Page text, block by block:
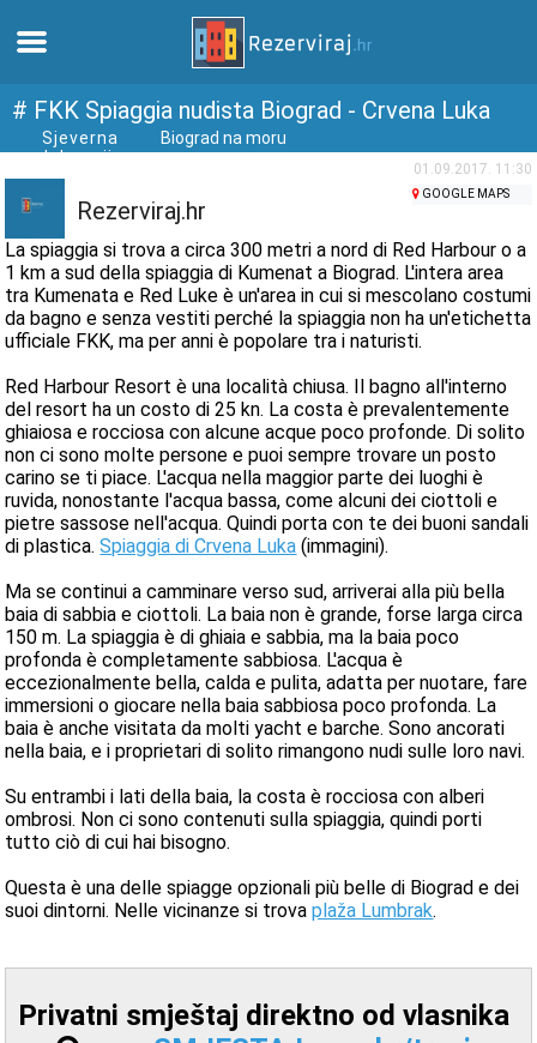
Casa
Appartamenti
Informazioni turistiche
Spiagge
Incontra Croazia
musei
# FKK Spiaggia nudista Biograd - Crvena Luka
Sjeverna
dalmacija
Biograd na moru
01.09.2017. 11:30
Rezerviraj.hr
GOOGLE MAPS
La spiaggia si trova a circa 300 metri a nord di Red Harbour o a
1 km a sud della spiaggia di Kumenat a Biograd. L'intera area
tra Kumenata e Red Luke è un'area in cui si mescolano costumi
da bagno e senza vestiti perché la spiaggia non ha un'etichetta
ufficiale FKK, ma per anni è popolare tra i naturisti.
Red Harbour Resort è una località chiusa. Il bagno all'interno
del resort ha un costo di 25 kn. La costa è prevalentemente
ghiaiosa e rocciosa con alcune acque poco profonde. Di solito
non ci sono molte persone e puoi sempre trovare un posto
carino se ti piace. L'acqua nella maggior parte dei luoghi è
ruvida, nonostante l'acqua bassa, come alcuni dei ciottoli e
pietre sassose nell'acqua. Quindi porta con te dei buoni sandali
di plastica.Spiaggia di Crvena Luka (immagini).
Ma se continui a camminare verso sud, arriverai alla più bella
baia di sabbia e ciottoli. La baia non è grande, forse larga circa
150 m. La spiaggia è di ghiaia e sabbia, ma la baia poco
profonda è completamente sabbiosa. L'acqua è
eccezionalmente bella, calda e pulita, adatta per nuotare, fare
immersioni o giocare nella baia sabbiosa poco profonda. La
baia è anche visitata da molti yacht e barche. Sono ancorati
nella baia, e i proprietari di solito rimangono nudi sulle loro navi.
Su entrambi i lati della baia, la costa è rocciosa con alberi
ombrosi. Non ci sono contenuti sulla spiaggia, quindi porti
tutto ciò di cui hai bisogno.
Questa è una delle spiagge opzionali più belle di Biograd e dei
suoi dintorni. Nelle vicinanze si trovaplaža Lumbrak.
Privatni smještaj direktno od vlasnika